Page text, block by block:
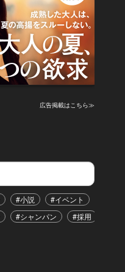
広告掲載はこちら≫
#小説 #イベント
#シャンパン #採用